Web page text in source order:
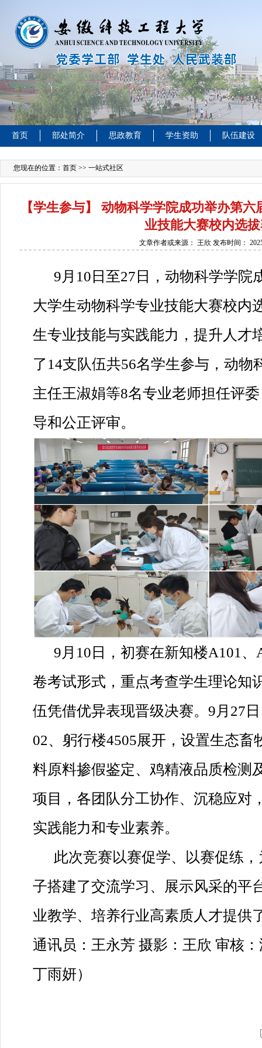
首页 部处简介 思政教育 学生资助 队伍建设
您现在的位置： 首页 >> 一站式社区
【学生参与】 动物科学学院成功举办第
业技能大赛校内选
文章作者或来源：王欣 发布时间：
9月10日至27日，动物科学学院
大学生动物科学专业技能大赛校内
生专业技能与实践能力，提升人才
了14支队伍共56名学生参与，动物
主任王淑娟等8名专业老师担任评
导和公正评审。
9月10日，初赛在新知楼A101
卷考试形式，重点考查学生理论知
伍凭借优异表现晋级决赛。9月27
02、躬行楼4505展开，设置生态畜
料原料掺假鉴定、鸡精液品质检测
项目，各团队分工协作、沉稳应对
实践能力和专业素养。
此次竞赛以赛促学、以赛促练
子搭建了交流学习、展示风采的平
业教学、培养行业高素质人才提供
通讯员：王永芳 摄影：王欣 审核
丁雨妍）